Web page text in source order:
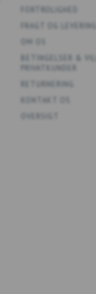
OM OS
KONTAKT OS